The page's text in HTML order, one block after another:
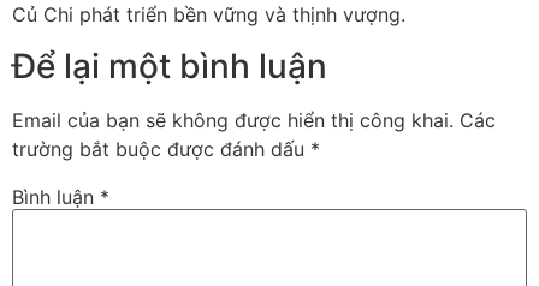
Củ Chi phát triển bền vững và thịnh vượng.
Để lại một bình luận
Email của bạn sẽ không được hiển thị công khai. Các
trường bắt buộc được đánh dấu *
Bình luận *